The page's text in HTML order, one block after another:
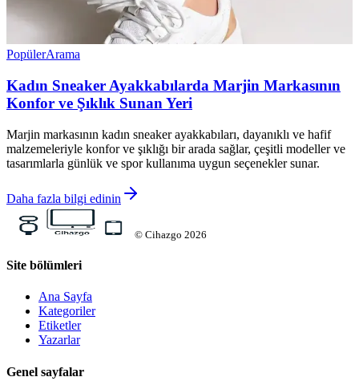
PopülerArama
Kadın Sneaker Ayakkabılarda Marjin Markasının
Konfor ve Şıklık Sunan Yeri
Marjin markasının kadın sneaker ayakkabıları, dayanıklı ve hafif
malzemeleriyle konfor ve şıklığı bir arada sağlar, çeşitli modeller ve
tasarımlarla günlük ve spor kullanıma uygun seçenekler sunar.
Daha fazla bilgi edinin
© Cihazgo 2026
Site bölümleri
Ana Sayfa
Kategoriler
Etiketler
Yazarlar
Genel sayfalar